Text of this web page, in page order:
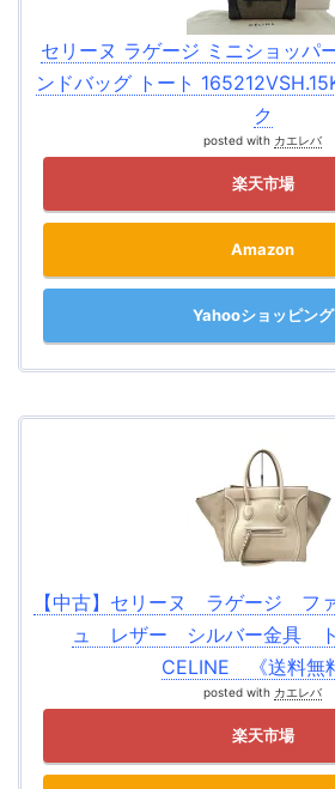
セリーヌ ラゲージ ミニショッパ
ンドバッグ トート
ク
posted with カエレバ
楽天市場
Amazon
Yahooショッピング
【中古】セリーヌ ラゲージ フ
ュ レザー シルバー金具
CELINE 《送料無
posted with カエレバ
楽天市場